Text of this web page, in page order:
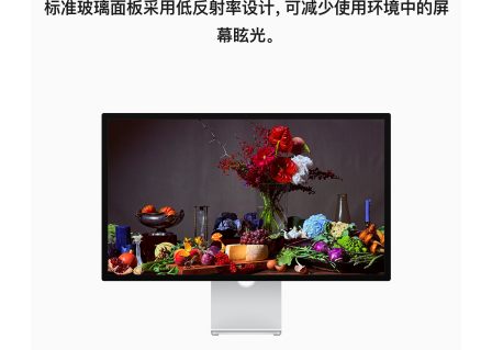
标准玻璃面板采用低反射率设计，可减少使用环境中的屏
幕眩光。